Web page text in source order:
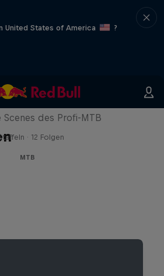
United States of America
?
Scenes des Profi-MTB
· 12 Folgen
MTB